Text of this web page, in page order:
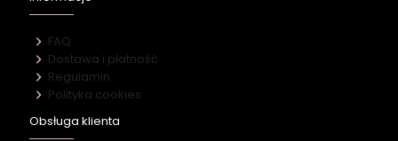
FAQ
Dostawa i płatność
Regulamin
Polityka cookies
Obsługa klienta